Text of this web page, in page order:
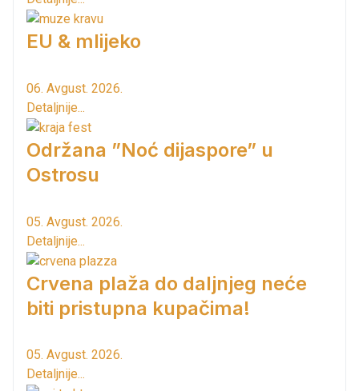
EU & mlijeko
06. Avgust. 2026.
Detaljnije...
Održana ”Noć dijaspore” u
Ostrosu
05. Avgust. 2026.
Detaljnije...
Crvena plaža do daljnjeg neće
biti pristupna kupačima!
05. Avgust. 2026.
Detaljnije...